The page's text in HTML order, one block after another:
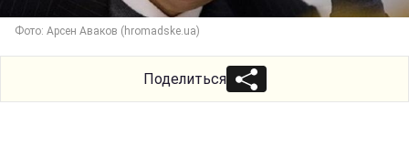
Фото: Арсен Аваков (hromadske.ua)
Поделиться